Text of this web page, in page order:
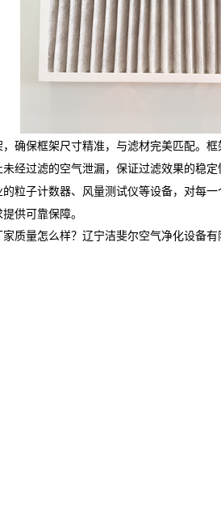
确保框架尺寸精准，与滤材完美匹配。
经过滤的空气泄漏，保证过滤效果的稳定
粒子计数器、风量测试仪等设备，对每
供可靠保障。
质量怎么样？辽宁洁斐尔空气净化设备